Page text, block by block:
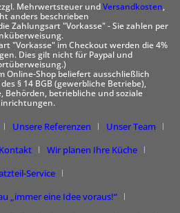
Mehrwertsteuer undVersandkosten,
anders beschrieben
Zahlungsart "Vorkasse" - Sie zahlen per
"Vorkasse" im Checkout werden die 4%
Dies gilt nicht für Paypal und
Online-Shop beliefert ausschließlich
§ 14 BGB (gewerbliche Betriebe),
Behörden, betriebliche und soziale
Unsere Referenzen
Unser Team
Kontakt
Wir planen Ihre Küche
Service
„immer eine Idee voraus!“